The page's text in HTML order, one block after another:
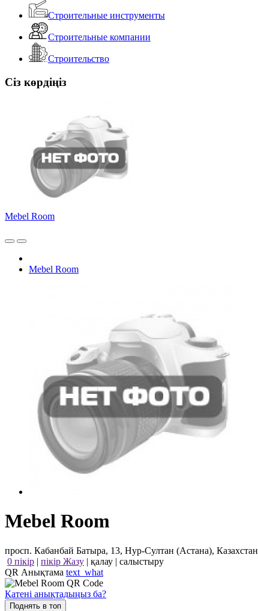
Строительные инструменты
Строительные компании
Строительство
Сіз көрдіңіз
Mebel Room
Mebel Room
Mebel Room
просп. Кабанбай Батыра, 13, Нур-Султан (Астана), Казахстан
0 пікір | пікір Жазу | қалау | салыстыру
QR Анықтама text_what
Қатені анықтадыңыз ба?
Поднять в топ